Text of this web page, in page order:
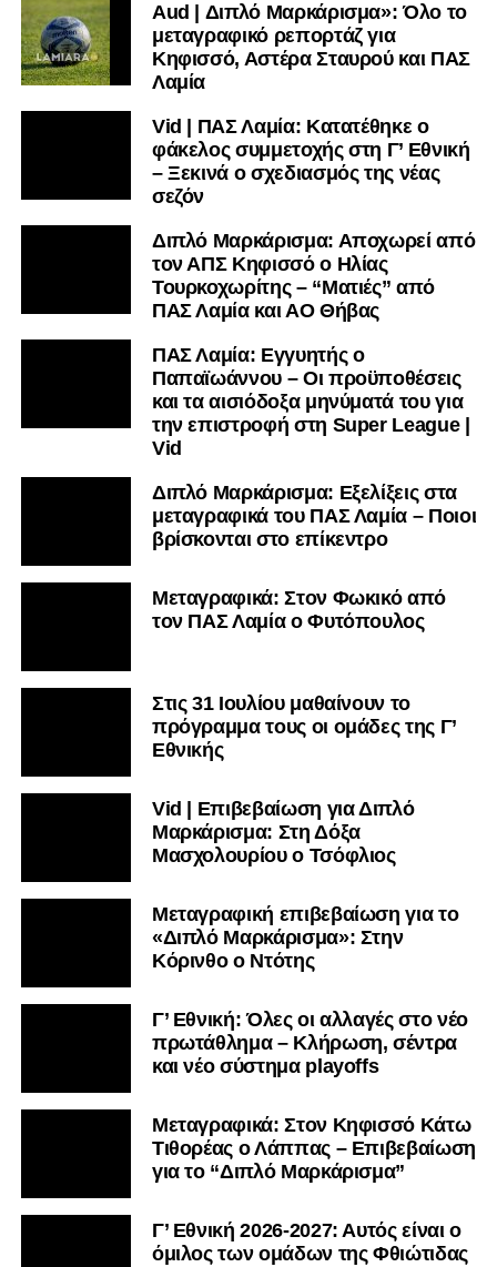
Ακολουθήστε το lamiara.grστοGoogle Newsγια να
μαθαίνετε πρώτοι τα κυανόλευκα νέα στην Ελλάδα και τον
υπόλοιπο κόσμο. Ακολουθήστε το lamiara.gr στο
μαθαίνετε σε χρόνο dt όλα τα νέα.
Aud | Διπλό Μαρκάρισμα»: Όλο το
μεταγραφικό ρεπορτάζ για
Κηφισσό, Αστέρα Σταυρού και ΠΑΣ
Λαμία
Vid | ΠΑΣ Λαμία: Κατατέθηκε ο
φάκελος συμμετοχής στη Γ’ Εθνική
– Ξεκινά ο σχεδιασμός της νέας
σεζόν
Διπλό Μαρκάρισμα: Αποχωρεί από
τον ΑΠΣ Κηφισσό ο Ηλίας
Τουρκοχωρίτης – “Ματιές” από
ΠΑΣ Λαμία και ΑΟ Θήβας
ΠΑΣ Λαμία: Εγγυητής ο
Παπαϊωάννου – Οι προϋποθέσεις
και τα αισιόδοξα μηνύματά του για
την επιστροφή στη Super League |
Vid
Διπλό Μαρκάρισμα: Εξελίξεις στα
μεταγραφικά του ΠΑΣ Λαμία – Ποιοι
βρίσκονται στο επίκεντρο
Μεταγραφικά: Στον Φωκικό από
τον ΠΑΣ Λαμία ο Φυτόπουλος
Στις 31 Ιουλίου μαθαίνουν το
πρόγραμμα τους οι ομάδες της Γ’
Εθνικής
Vid | Επιβεβαίωση για Διπλό
Μαρκάρισμα: Στη Δόξα
Μασχολουρίου ο Τσόφλιος
Μεταγραφική επιβεβαίωση για το
«Διπλό Μαρκάρισμα»: Στην
Κόρινθο ο Ντότης
Γ’ Εθνική: Όλες οι αλλαγές στο νέο
πρωτάθλημα – Κλήρωση, σέντρα
και νέο σύστημα playoffs
Μεταγραφικά: Στον Κηφισσό Κάτω
Τιθορέας ο Λάππας – Επιβεβαίωση
για το “Διπλό Μαρκάρισμα”
Γ’ Εθνική 2026-2027: Αυτός είναι ο
όμιλος των ομάδων της Φθιώτιδας